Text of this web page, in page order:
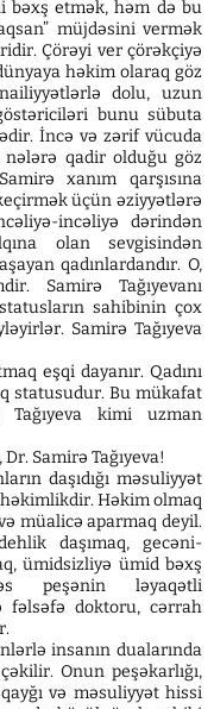
bəxş etmək, həm də bu
müjdəsini vermək
Çörəyi ver çörəkçiyə
həkim olaraq göz
dolu, uzun
bunu sübuta
İncə və zərif vücuda
nələrə qadir olduğu göz
xanım qarşısına
üçün əziyyətlərə
incəliyə dərindən
olan sevgisindən
qadınlardandır. O,
Samirə Tağıyevanı
sahibinin çox
Samirə Tağıyeva
eşqi dayanır. Qadını
statusudur. Bu mükafat
kimi uzman
Samirə Tağıyeva!
daşıdığı məsuliyyət
Həkim olmaq
müalicə aparmaq deyil.
daşımaq, gecəni-
ümidsizliyə ümid bəxş
peşənin ləyaqətli
fəlsəfə doktoru, cərrah
insanın dualarında
Onun peşəkarlığı,
və məsuliyyət hissi